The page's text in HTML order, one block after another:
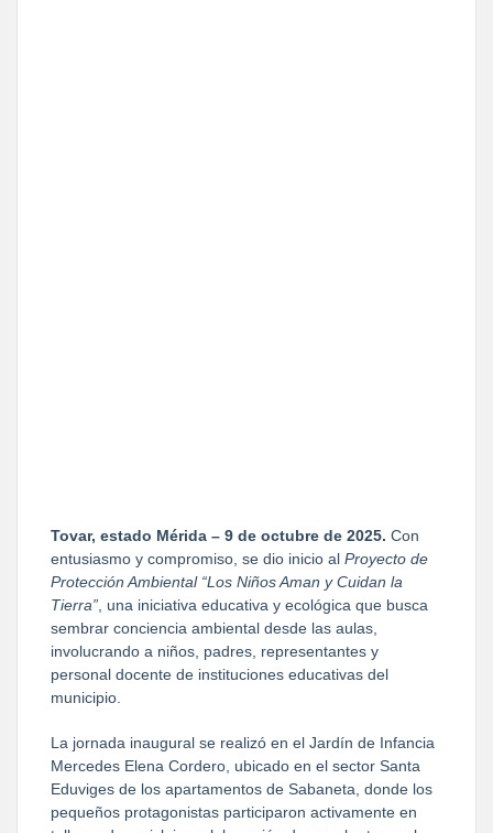
Tovar, estado Mérida – 9 de octubre de 2025. Con
entusiasmo y compromiso, se dio inicio al Proyecto de
Protección Ambiental “Los Niños Aman y Cuidan la
Tierra” , una iniciativa educativa y ecológica que busca
sembrar conciencia ambiental desde las aulas,
involucrando a niños, padres, representantes y
personal docente de instituciones educativas del
municipio.
La jornada inaugural se realizó en el Jardín de Infancia
Mercedes Elena Cordero, ubicado en el sector Santa
Eduviges de los apartamentos de Sabaneta, donde los
pequeños protagonistas participaron activamente en